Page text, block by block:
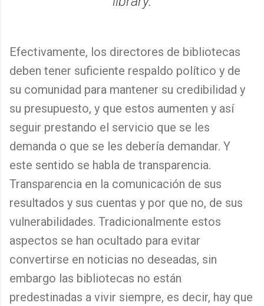
Efectivamente, los directores de bibliotecas
deben tener suficiente respaldo político y de
su comunidad para mantener su credibilidad y
su presupuesto, y que estos aumenten y así
seguir prestando el servicio que se les
demanda o que se les debería demandar. Y
este sentido se habla de transparencia.
Transparencia en la comunicación de sus
resultados y sus cuentas y por que no, de sus
vulnerabilidades. Tradicionalmente estos
aspectos se han ocultado para evitar
convertirse en noticias no deseadas, sin
embargo las bibliotecas no están
predestinadas a vivir siempre, es decir, hay que